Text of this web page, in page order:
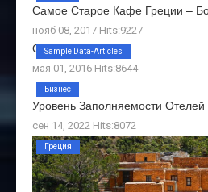
Самое Старое Кафе Греции –
нояб 08, 2017 Hits:9227
О Нас
мая 01, 2016 Hits:8644
Sample Data-Articles
Уровень Заполняемости
сен 14, 2022 Hits:8072
Бизнес
Греция